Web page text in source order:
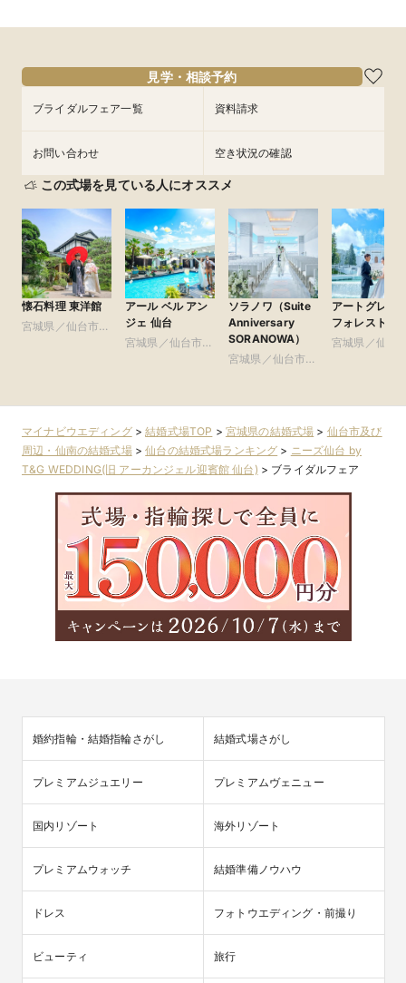
9/4
9/4
9/4
見学・相談予約
ブライダルフェア一覧 資料請求
お問い合わせ 空き状況の確認
この式場を見ている人にオススメ
懐石料理 東洋館
宮城県／仙台市及
アール ベル アン
ジェ 仙台
宮城県／仙台市及
ソラノワ（Suite
Anniversary
SORANOWA）
宮城県／仙台市及
アートグレイ
フォレスト迎
宮城県／仙台
マイナビウエディング>結婚式場TOP > 宮城県の結婚式場 > 仙台市及び
周辺・仙南の結婚式場>仙台の結婚式場ランキング > ニーズ仙台 by
T&G WEDDING(旧 アーカンジェル迎賓館 仙台) > ブライダルフェア
婚約指輪・結婚指輪さがし 結婚式場さがし
プレミアムジュエリー プレミアムヴェニュー
国内リゾート 海外リゾート
プレミアムウォッチ 結婚準備ノウハウ
ドレス フォトウエディング・前撮り
ビューティ 旅行